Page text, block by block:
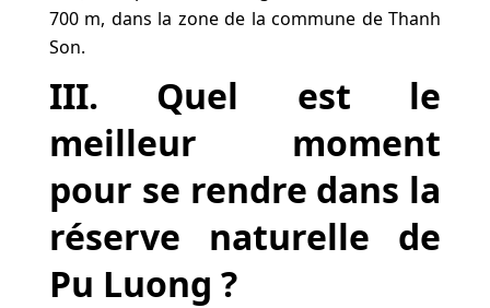
700 m, dans la zone de la commune de Thanh
Son.
III. Quel est le
meilleur moment
pour se rendre dans la
réserve naturelle de
Pu Luong ?